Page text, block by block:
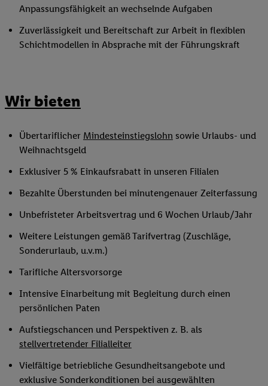
Anpassungsfähigkeit an wechselnde Aufgaben
Zuverlässigkeit und Bereitschaft zur Arbeit in flexiblen
Schichtmodellen in Absprache mit der Führungskraft
Wir bieten
Übertariflicher Mindesteinstiegslohn sowie Urlaubs- und
Weihnachtsgeld
Exklusiver 5 % Einkaufsrabatt in unseren Filialen
Bezahlte Überstunden bei minutengenauer Zeiterfassung
Unbefristeter Arbeitsvertrag und 6 Wochen Urlaub/Jahr
Weitere Leistungen gemäß Tarifvertrag (Zuschläge,
Sonderurlaub, u.v.m.)
Tarifliche Altersvorsorge
Intensive Einarbeitung mit Begleitung durch einen
persönlichen Paten
Aufstiegschancen und Perspektiven z. B. als
stellvertretender Filialleiter
Vielfältige betriebliche Gesundheitsangebote und
exklusive Sonderkonditionen bei ausgewählten